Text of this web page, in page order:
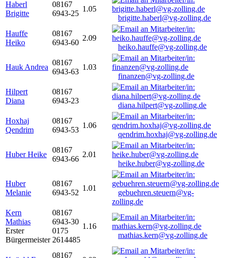
Haberl
Brigitte
08167
6943-25
1.05
brigitte.haberl@vg-zolling.de
Hauffe
Heiko
08167
6943-60
2.09
heiko.hauffe@vg-zolling.de
Hauk Andrea
08167
6943-63
1.03
finanzen@vg-zolling.de
Hilpert
Diana
08167
6943-23
diana.hilpert@vg-zolling.de
Hoxhaj
Qendrim
08167
6943-53
1.06
qendrim.hoxhaj@vg-zolling.de
Huber Heike
08167
6943-66
2.01
heike.huber@vg-zolling.de
Huber
Melanie
08167
6943-52
1.01
gebuehren.steuern@vg-
zolling.de
Kern
Mathias
Erster
Bürgermeister
08167
6943-30
0175
2614485
1.16
mathias.kern@vg-zolling.de
08167